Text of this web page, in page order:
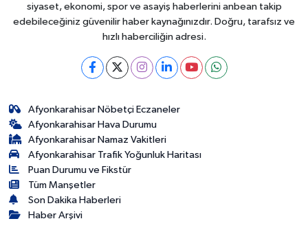
siyaset, ekonomi, spor ve asayiş haberlerini anbean takip
edebileceğiniz güvenilir haber kaynağınızdır. Doğru, tarafsız ve
hızlı haberciliğin adresi.
Afyonkarahisar Nöbetçi Eczaneler
Afyonkarahisar Hava Durumu
Afyonkarahisar Namaz Vakitleri
Afyonkarahisar Trafik Yoğunluk Haritası
Puan Durumu ve Fikstür
Tüm Manşetler
Son Dakika Haberleri
Haber Arşivi